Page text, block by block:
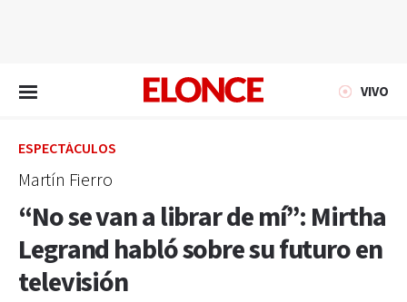
VIVO
ESPECTÁCULOS
Martín Fierro
“No se van a librar de mí”: Mirtha
Legrand habló sobre su futuro en
televisión